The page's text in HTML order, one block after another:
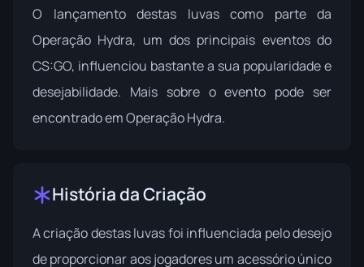
O lançamento destas luvas como parte da
Operação Hydra, um dos principais eventos do
CS:GO, influenciou bastante a sua popularidade e
desejabilidade. Mais sobre o evento pode ser
encontrado emOperação Hydra.
História da Criação
A criação destas luvas foi influenciada pelo desejo
de proporcionar aos jogadores um acessório único